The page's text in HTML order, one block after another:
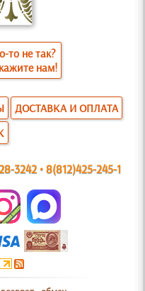
то не так?
нам!
ДОСТАВКА И ОПЛАТА
3242•8(812)425-245-1